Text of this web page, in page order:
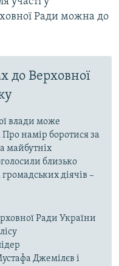
Ради можна до
до Верховної
влади може
намір боротися за
майбутніх
близько
діячів –
Ради України
Джемілєв і